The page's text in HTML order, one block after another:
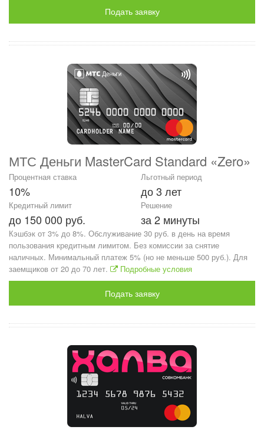
Подать заявку
МТС Деньги MasterCard Standard «Zero»
Процентная ставка
10%
Льготный период
до 3 лет
Кредитный лимит
до 150 000 руб.
Решение
за 2 минуты
Кэшбэк от 3% до 8%. Обслуживание 30 руб. в день на время
пользования кредитным лимитом. Без комиссии за снятие
наличных. Минимальный платеж 5% (но не меньше 500 руб.). Для
заемщиков от 20 до 70 лет.
Подробные условия
Подать заявку